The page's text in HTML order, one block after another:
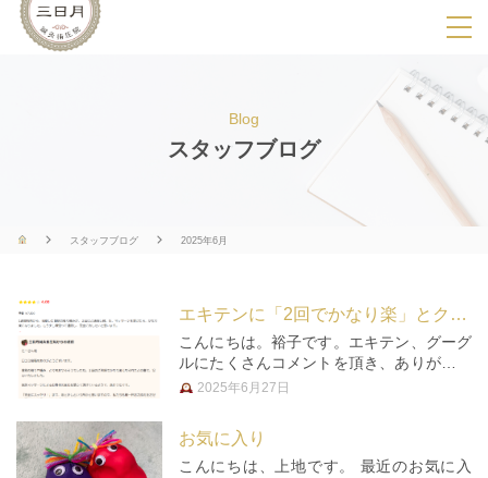
SPメニ
ー
展
用
ボ
Blog
スタッフブログ
スタッフブログ 2025年6月
エキテンに「2回でかなり楽」とクチコミを頂きました☆
こんにちは。裕子です。エキテン、グーグ
ルにたくさんコメントを頂き、ありがとう
ございます。順番にご紹介して行きます
持ちになります。 「エキテン」に…
2025年6月27日
お気に入り
こんにちは、上地です。 最近のお気に入